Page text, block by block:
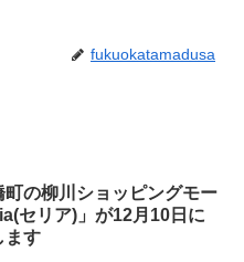
fukuokatamadusa
町の柳川ショッピングモー
セリア)」が12月10日に
ます